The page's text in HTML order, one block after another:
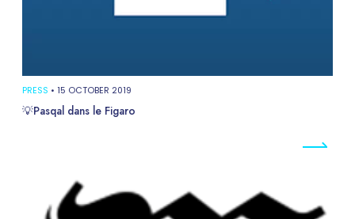
PRESS • 15 OCTOBER 2019
💡Pasqal dans le Figaro